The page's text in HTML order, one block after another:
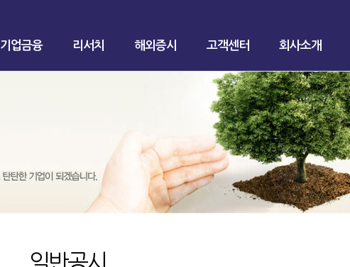
기업금융 리서치 해외증시 고객센터 회사소개